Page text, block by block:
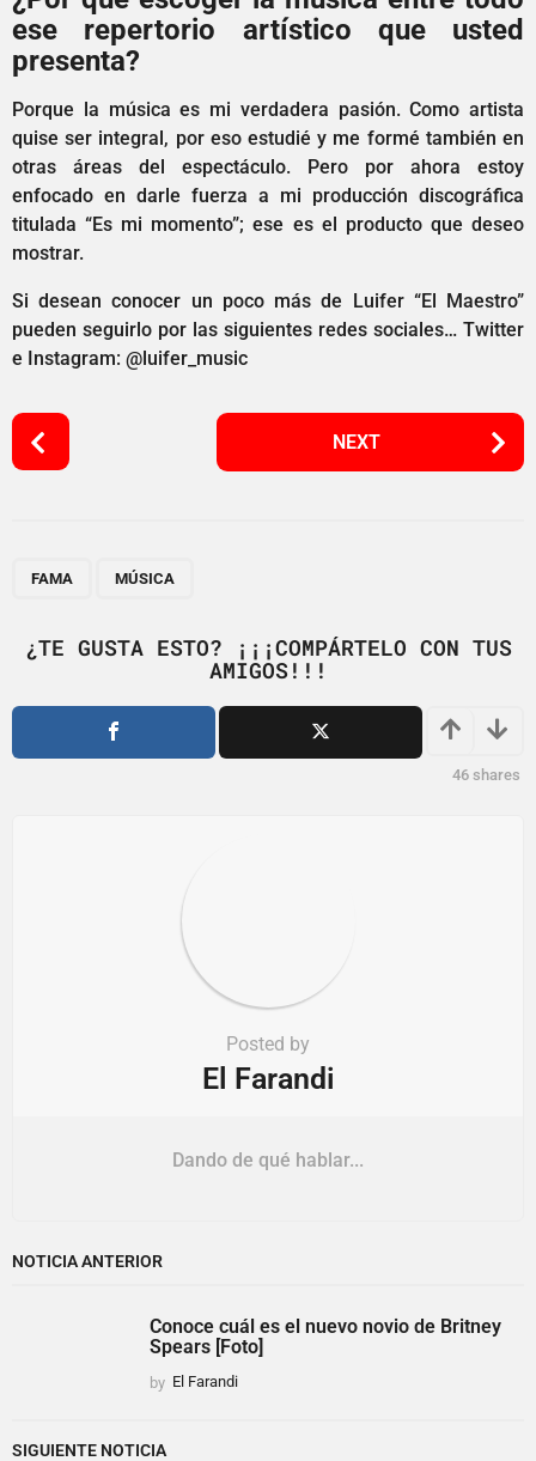
ese repertorio artístico que usted
presenta?
Porque la música es mi verdadera pasión. Como artista
quise ser integral, por eso estudié y me formé también en
otras áreas del espectáculo. Pero por ahora estoy
enfocado en darle fuerza a mi producción discográfica
titulada “Es mi momento”; ese es el producto que deseo
mostrar.
Si desean conocer un poco más de Luifer “El Maestro”
pueden seguirlo por las siguientes redes sociales… Twitter
e Instagram: @luifer_music
P
o
a
i
NEXT
FAMA MÚSICA
¿TE GUSTA ESTO? ¡¡¡COMPÁRTELO CON TUS
AMIGOS!!!
46 shares
Posted by
El Farandi
Dando de qué hablar...
NOTICIA ANTERIOR
Conoce cuál es el nuevo novio de Britney
Spears [Foto]
by El Farandi
SIGUIENTE NOTICIA